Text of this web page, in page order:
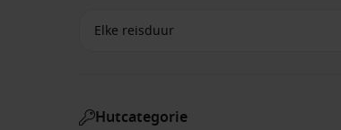
Hutcategorie